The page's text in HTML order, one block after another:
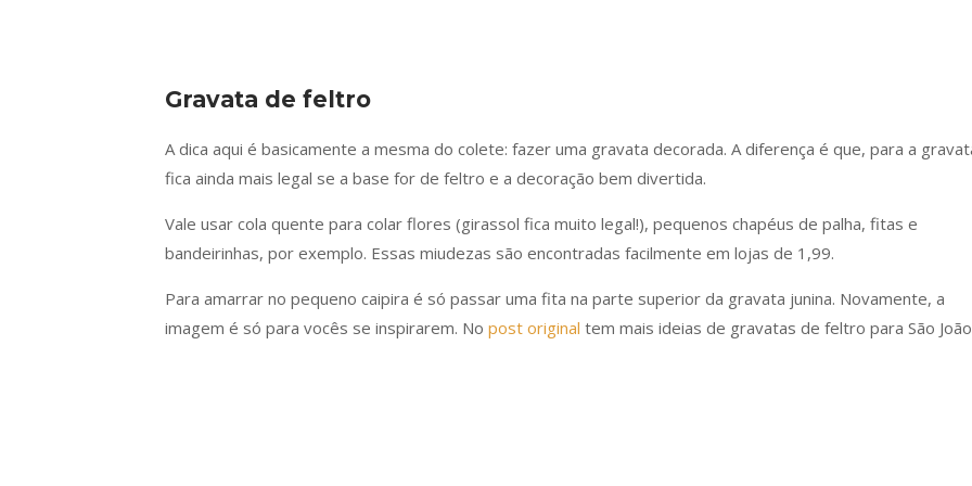
Gravata de feltro
A dica aqui é basicamente a mesma do colete: fazer uma gravata decorada. A diferença é que, para a
fica ainda mais legal se a base for de feltro e a decoração bem divertida.
Vale usar cola quente para colar flores (girassol fica muito legal!), pequenos chapéus de palha, fitas e
bandeirinhas, por exemplo. Essas miudezas são encontradas facilmente em lojas de 1,99.
Para amarrar no pequeno caipira é só passar uma fita na parte superior da gravata junina. Novamente, a
imagem é só para vocês se inspirarem. No post original tem mais ideias de gravatas de feltro para São